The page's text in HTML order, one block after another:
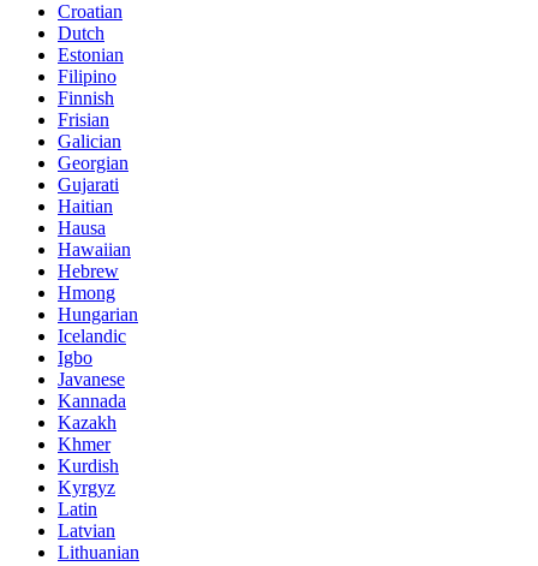
Croatian
Dutch
Estonian
Filipino
Finnish
Frisian
Galician
Georgian
Gujarati
Haitian
Hausa
Hawaiian
Hebrew
Hmong
Hungarian
Icelandic
Igbo
Javanese
Kannada
Kazakh
Khmer
Kurdish
Kyrgyz
Latin
Latvian
Lithuanian